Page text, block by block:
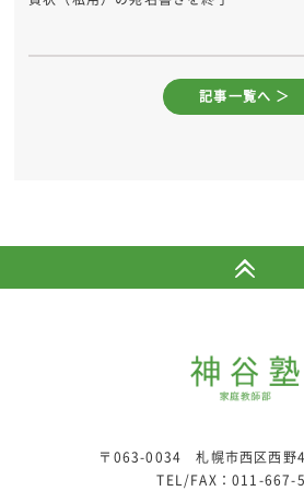
記事一覧へ ＞
〒063-0034 札幌市西区西野
TEL/FAX：011-667-